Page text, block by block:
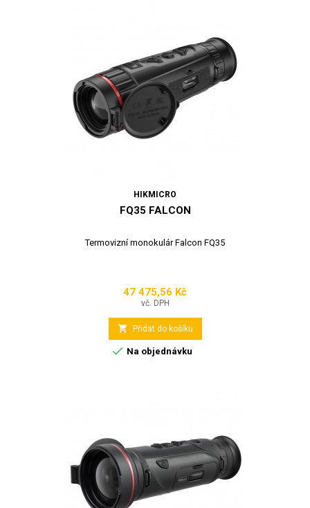
HIKMICRO
FQ35 FALCON
Termovizní monokulár Falcon FQ35
Cena
47 475,56 Kč
vč. DPH
 Přidat do košíku
 Na objednávku